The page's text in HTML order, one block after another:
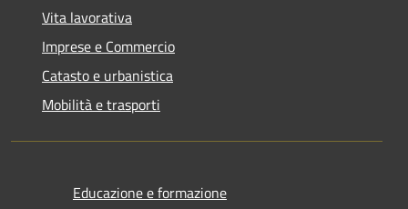
Vita lavorativa
Imprese e Commercio
Catasto e urbanistica
Mobilità e trasporti
Educazione e formazione